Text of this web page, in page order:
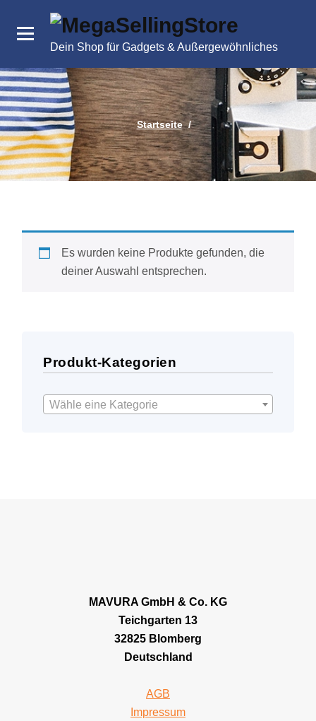
Inhalt
Dein Shop für Gadgets & Außergewöhnliches
Startseite/
Es wurden keine Produkte gefunden, die
deiner Auswahl entsprechen.
Produkt-Kategorien
Wähle eine Kategorie
MAVURA GmbH & Co. KG
Teichgarten 13
32825 Blomberg
Deutschland
AGB
Impressum